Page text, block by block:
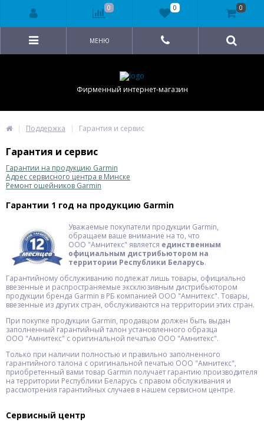
Фирменный интернет-магазин
МЕНЮ
Поддержка Гарантия и сервис
Гарантия и сервис
Гарантии на продукцию Garmin
Адрес сервисного центра в Минске
Ремонт ошейников Garmin
Гарантии 1 год на продукцию Garmin
Уважаемые покупатели продукции Garmin,
обращаем ваше внимание на то, что
ООО "Амнитекс" является единственным
официальным дистрибьютором на
территории Республики Беларусь.
Гарантийному обслуживанию подлежат лишь товары, официально
ввезенные и распространяемые эксклюзивным дистрибьютором
продукции бренда Garmin в РБ компанией ООО "Амнитекс". Товары,
ввезенные из других стран, обслуживаются на территории этих стран.
При покупке продукции Garmin, продавцом должен быть выдан
заполненный гарантийный талон установленного образца
ООО "Амнитекс" с оригинальной печатью ООО "Амнитекс".
Только при наличии полностью и правильно заполненного
гарантийного талона с оригинальной печатью ООО "Амнитекс",
приобретенный вами товар Garmin получает гарантию производителя
на территории Республики Беларусь с правом обслуживания и
рассмотрения гарантийных случаев в нашем сервисном центре.
Сервисный центр
0 0 0